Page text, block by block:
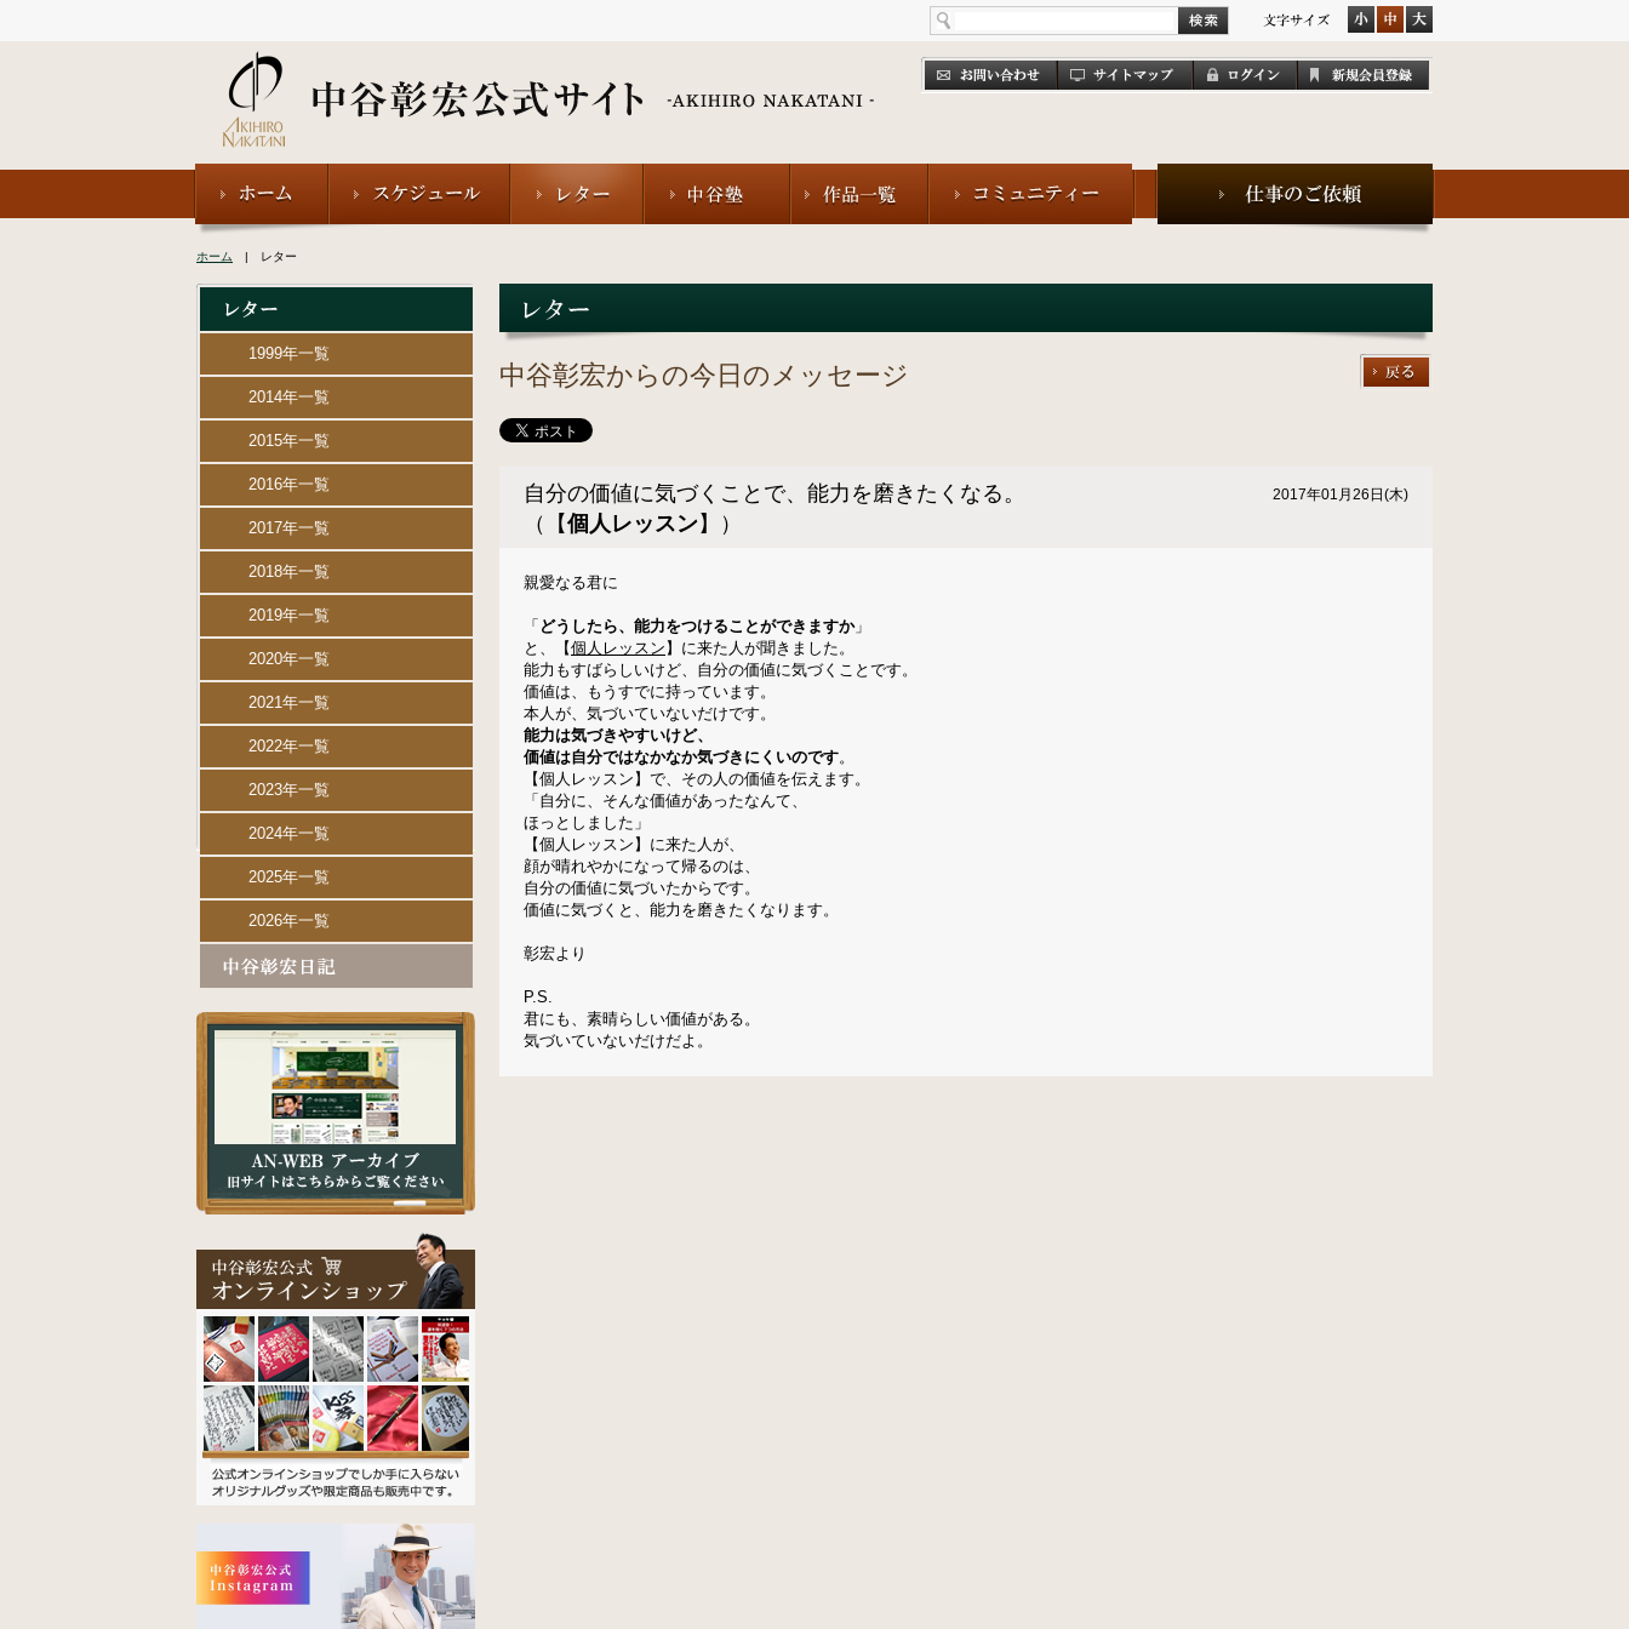
ホーム | レター
中谷彰宏からの今日のメッセージ
自分の価値に気づくことで、能力を磨きたくなる。
（【個人レッスン】）
2017年01月26日(木)
親愛なる君に
「 どうしたら、能力をつけることができますか」
と、【個人レッスン 】に来た人が聞きました。
能力もすばらしいけど、自分の価値に気づくことです。
価値は、もうすでに持っています。
本人が、気づいていないだけです。
能力は気づきやすいけど、
価値は自分ではなかなか気づきにくいのです。
【個人レッスン】で、その人の価値を伝えます。
「自分に、そんな価値があったなんて、
ほっとしました」
【個人レッスン】に来た人が、
顔が晴れやかになって帰るのは、
自分の価値に気づいたからです。
価値に気づくと、能力を磨きたくなります。
彰宏より
P.S.
君にも、素晴らしい価値がある。
気づいていないだけだよ。
1999年一覧
2014年一覧
2015年一覧
2016年一覧
2017年一覧
2018年一覧
2019年一覧
2020年一覧
2021年一覧
2022年一覧
2023年一覧
2024年一覧
2025年一覧
2026年一覧